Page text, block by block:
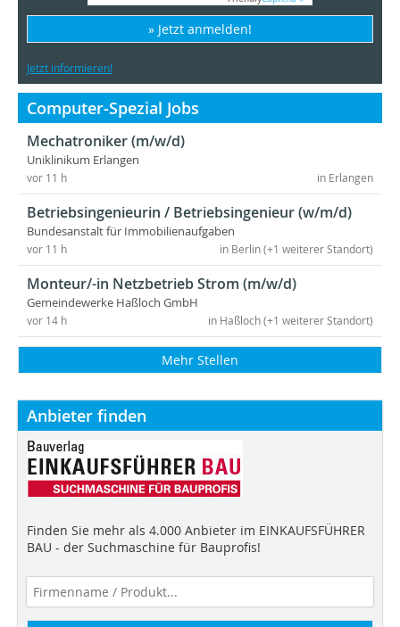
» Jetzt anmelden!
Jetzt informieren!
Computer-Spezial Jobs
Mechatroniker (m/w/d)
Uniklinikum Erlangen
in Erlangen
vor 11 h
Betriebsingenieurin / Betriebsingenieur (w/m/d)
Bundesanstalt für Immobilienaufgaben
in Berlin (+1 weiterer Standort)
vor 11 h
Monteur/-in Netzbetrieb Strom (m/w/d)
Gemeindewerke Haßloch GmbH
in Haßloch (+1 weiterer Standort)
vor 14 h
Mehr Stellen
Anbieter finden
Finden Sie mehr als 4.000 Anbieter im EINKAUFSFÜHRER
BAU - der Suchmaschine für Bauprofis!